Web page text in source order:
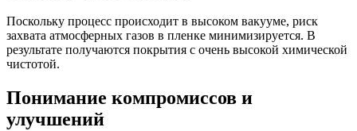
Поскольку процесс происходит в высоком вакууме, риск
захвата атмосферных газов в пленке минимизируется. В
результате получаются покрытия с очень высокой химической
чистотой.
Понимание компромиссов и
улучшений